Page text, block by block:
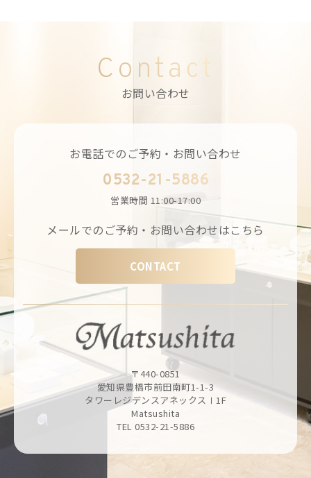
Contact
お問い合わせ
お電話でのご予約・お問い合わせ
0532-21-5886
営業時間 11:00-17:00
メールでのご予約・お問い合わせはこちら
CONTACT
〒440-0851
愛知県豊橋市前田南町1-1-3
タワーレジデンスアネックスⅠ1F
Matsushita
TEL 0532-21-5886